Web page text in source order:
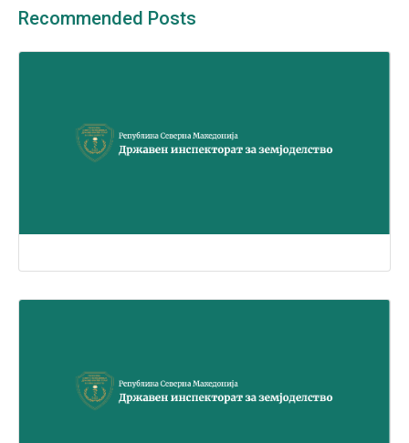
Recommended Posts